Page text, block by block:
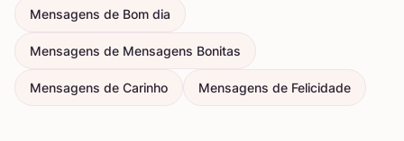
Mensagens de Bom dia
Mensagens de Mensagens Bonitas
Mensagens de Carinho Mensagens de Felicidade